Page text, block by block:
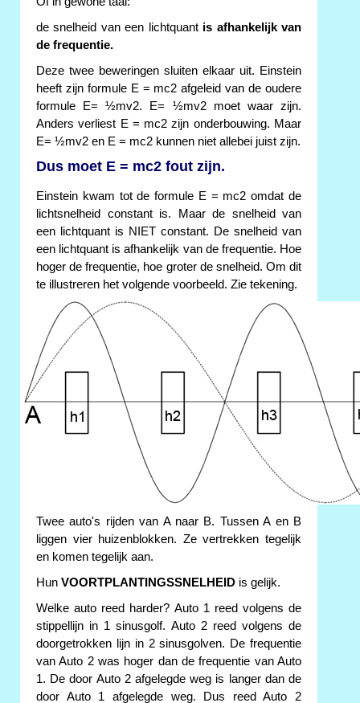
de snelheid van een lichtquant is afhankelijk van
de frequentie.
Deze twee beweringen sluiten elkaar uit. Einstein
heeft zijn formule E = mc2 afgeleid van de oudere
formule E= ½mv2. E= ½mv2 moet waar zijn.
Anders verliest E = mc2 zijn onderbouwing. Maar
E= ½mv2 en E = mc2 kunnen niet allebei juist zijn.
Dus moet E = mc2 fout zijn.
Einstein kwam tot de formule E = mc2 omdat de
lichtsnelheid constant is. Maar de snelheid van
een lichtquant is NIET constant. De snelheid van
een lichtquant is afhankelijk van de frequentie. Hoe
hoger de frequentie, hoe groter de snelheid. Om dit
te illustreren het volgende voorbeeld. Zie tekening.
Twee auto's rijden van A naar B. Tussen A en B
liggen vier huizenblokken. Ze vertrekken tegelijk
en komen tegelijk aan.
Hun VOORTPLANTINGSSNELHEID is gelijk.
Welke auto reed harder? Auto 1 reed volgens de
stippellijn in 1 sinusgolf. Auto 2 reed volgens de
doorgetrokken lijn in 2 sinusgolven. De frequentie
van Auto 2 was hoger dan de frequentie van Auto
1. De door Auto 2 afgelegde weg is langer dan de
door Auto 1 afgelegde weg. Dus reed Auto 2